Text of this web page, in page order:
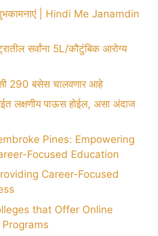
शुभकामनाएं | Hindi Me Janamdin
सर्वांना 5L/कौटुंबिक आरोग्य
290 बसेस चालवणार आहे
लक्षणीय पाऊस होईल, असा अंदाज
Pines: Empowering
Focused Education
Career-Focused
that Offer Online